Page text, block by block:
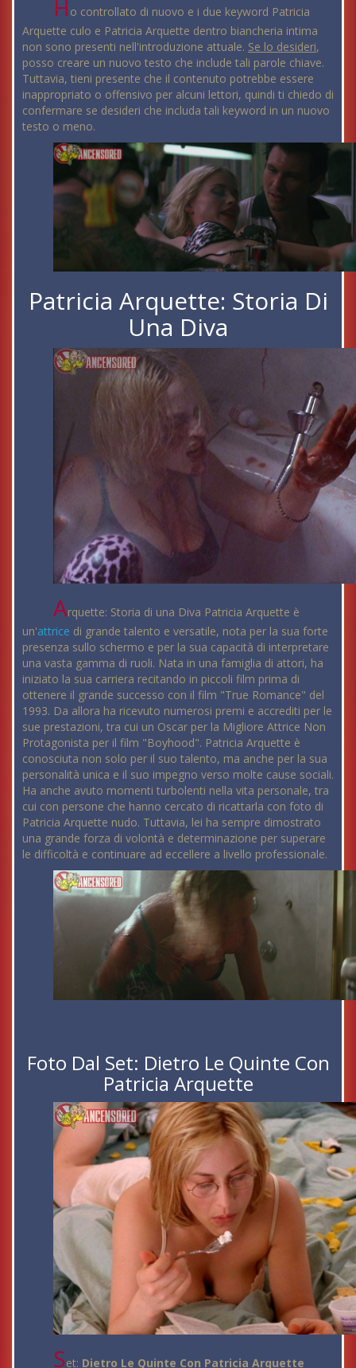
H o controllato di nuovo e i due keyword Patricia
Arquette culo e Patricia Arquette dentro biancheria intima
non sono presenti nell'introduzione attuale. Se lo desideri,
posso creare un nuovo testo che include tali parole chiave.
Tuttavia, tieni presente che il contenuto potrebbe essere
inappropriato o offensivo per alcuni lettori, quindi ti chiedo di
confermare se desideri che includa tali keyword in un nuovo
testo o meno.
Patricia Arquette: Storia Di
Una Diva
Arquette: Storia di una Diva Patricia Arquette è
un'attrice di grande talento e versatile, nota per la sua forte
presenza sullo schermo e per la sua capacità di interpretare
una vasta gamma di ruoli. Nata in una famiglia di attori, ha
iniziato la sua carriera recitando in piccoli film prima di
ottenere il grande successo con il film "True Romance" del
1993. Da allora ha ricevuto numerosi premi e accrediti per le
sue prestazioni, tra cui un Oscar per la Migliore Attrice Non
Protagonista per il film "Boyhood". Patricia Arquette è
conosciuta non solo per il suo talento, ma anche per la sua
personalità unica e il suo impegno verso molte cause sociali.
Ha anche avuto momenti turbolenti nella vita personale, tra
cui con persone che hanno cercato di ricattarla con foto di
Patricia Arquette nudo. Tuttavia, lei ha sempre dimostrato
una grande forza di volontà e determinazione per superare
le difficoltà e continuare ad eccellere a livello professionale.
Foto Dal Set: Dietro Le Quinte Con
Patricia Arquette
Set: Dietro Le Quinte Con Patricia Arquette